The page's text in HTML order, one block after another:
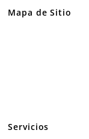
Mapa de Sitio
Servicios